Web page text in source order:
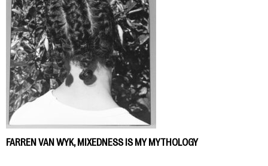
FARREN VAN WYK, MIXEDNESS IS MY MYTHOLOGY